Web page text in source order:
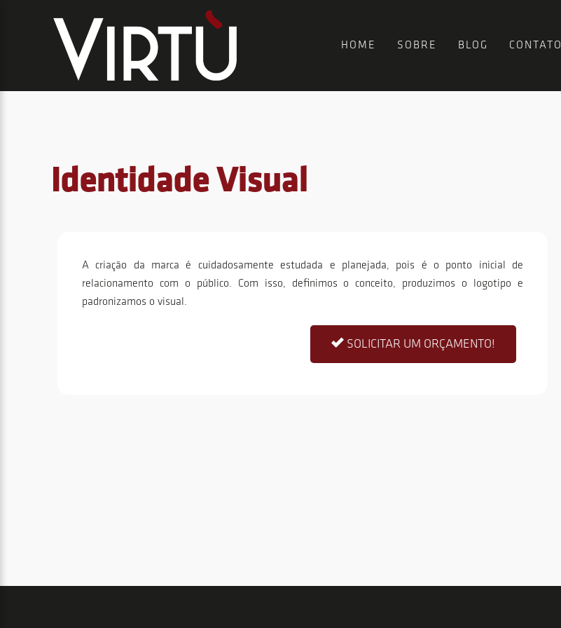
HOME SOBRE BLOG CONTATO
Identidade Visual
A criação da marca é cuidadosamente estudada e planejada, pois é o ponto inicial de
relacionamento com o público. Com isso, definimos o conceito, produzimos o logotipo e
padronizamos o visual.
SOLICITAR UM ORÇAMENTO!